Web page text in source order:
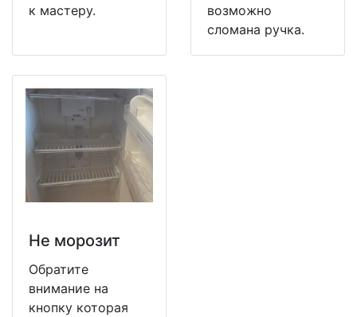
к мастеру.
возможно
сломана ручка.
Не морозит
Обратите
внимание на
кнопку которая